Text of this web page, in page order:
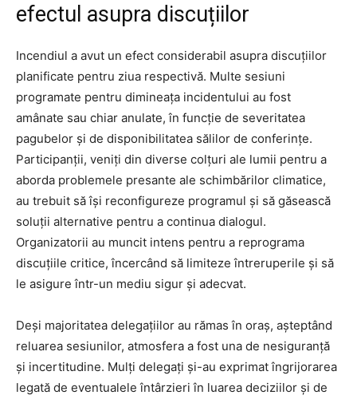
efectul asupra discuțiilor
Incendiul a avut un efect considerabil asupra discuțiilor
planificate pentru ziua respectivă. Multe sesiuni
programate pentru dimineața incidentului au fost
amânate sau chiar anulate, în funcție de severitatea
pagubelor și de disponibilitatea sălilor de conferințe.
Participanții, veniți din diverse colțuri ale lumii pentru a
aborda problemele presante ale schimbărilor climatice,
au trebuit să își reconfigureze programul și să găsească
soluții alternative pentru a continua dialogul.
Organizatorii au muncit intens pentru a reprograma
discuțiile critice, încercând să limiteze întreruperile și să
le asigure într-un mediu sigur și adecvat.
Deși majoritatea delegațiilor au rămas în oraș, așteptând
reluarea sesiunilor, atmosfera a fost una de nesiguranță
și incertitudine. Mulți delegați și-au exprimat îngrijorarea
legată de eventualele întârzieri în luarea deciziilor și de